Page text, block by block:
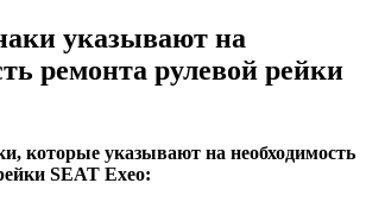
указывают на
ремонта рулевой рейки
которые указывают на необходимость
SEAT Exeo: